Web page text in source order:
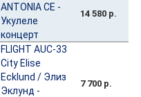
ANTONIA CE -
Укулеле
концерт
14 580 р.
FLIGHT AUC-33
City Elise
Ecklund / Элиз
Эклунд -
7 700 р.